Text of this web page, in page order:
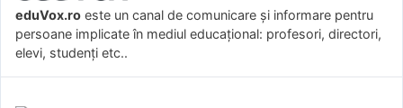
eduVox.ro este un canal de comunicare și informare pentru
persoane implicate în mediul educațional: profesori, directori,
elevi, studenți etc..